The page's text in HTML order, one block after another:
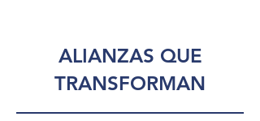
ALIANZAS QUE
TRANSFORMAN